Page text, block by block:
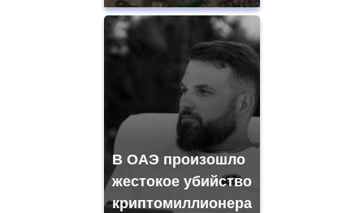
В ОАЭ произошло
жестокое убийство
криптомиллионера